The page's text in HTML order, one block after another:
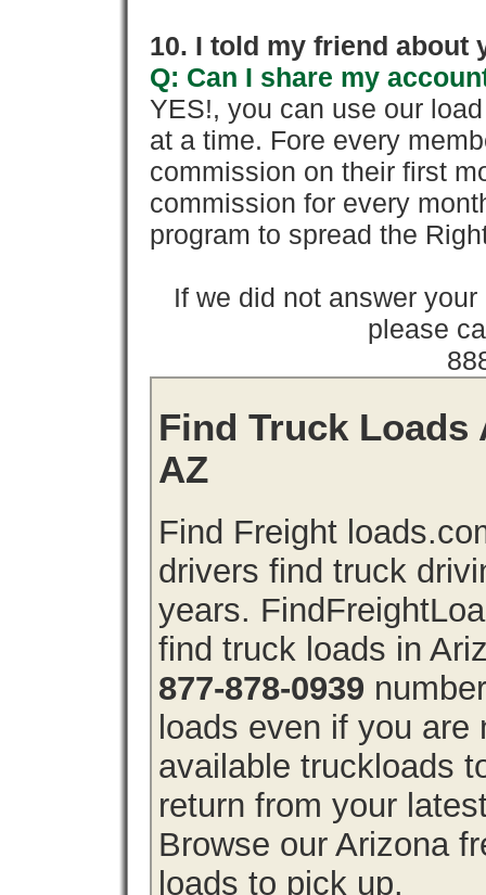
10. I told my friend about
Q: Can I share my
YES!, you can use our
at a time. Fore every
commission on their first
commission for every
program to spread the
If we did not answer
please
Find Truck Loads
AZ
Find Freight
drivers find truck
years.
find truck loads in
877-878-0939
loads even if you
available truckloads
return from your
Browse our Arizona
loads to pick up.